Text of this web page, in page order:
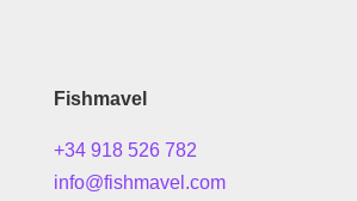
Fishmavel
+34 918 526 782
info@fishmavel.com